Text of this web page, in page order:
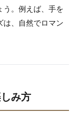
う。例えば、手を
は、自然でロマン
み方